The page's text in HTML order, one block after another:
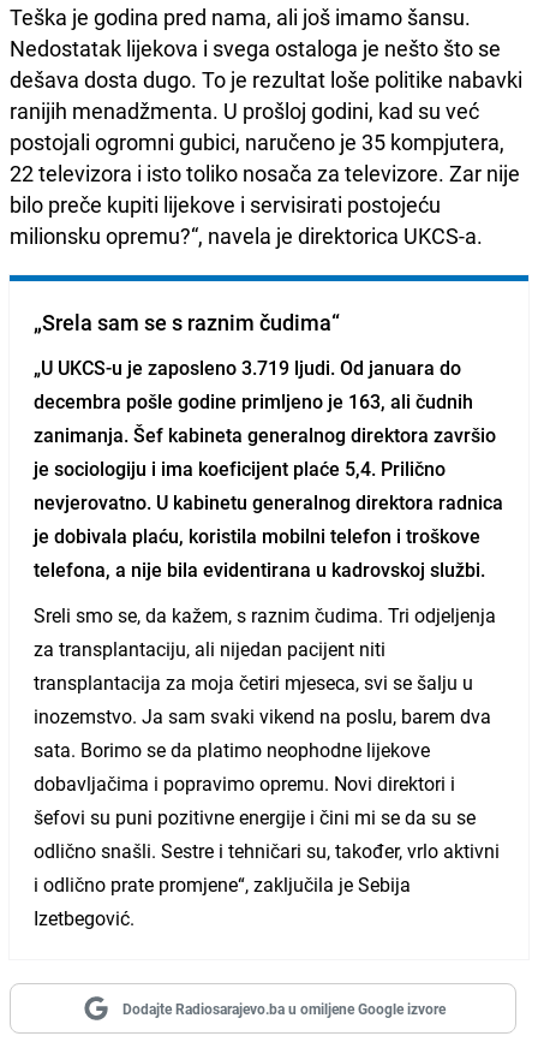
Teška je godina pred nama, ali još imamo šansu.
Nedostatak lijekova i svega ostaloga je nešto što se
dešava dosta dugo. To je rezultat loše politike nabavki
ranijih menadžmenta. U prošloj godini, kad su već
postojali ogromni gubici, naručeno je 35 kompjutera,
22 televizora i isto toliko nosača za televizore. Zar nije
bilo preče kupiti lijekove i servisirati postojeću
milionsku opremu?“, navela je direktorica UKCS-a.
„Srela sam se s raznim čudima“
„U UKCS-u je zaposleno 3.719 ljudi. Od januara do
decembra pošle godine primljeno je 163, ali čudnih
zanimanja. Šef kabineta generalnog direktora završio
je sociologiju i ima koeficijent plaće 5,4. Prilično
nevjerovatno. U kabinetu generalnog direktora radnica
je dobivala plaću, koristila mobilni telefon i troškove
telefona, a nije bila evidentirana u kadrovskoj službi.
Sreli smo se, da kažem, s raznim čudima. Tri odjeljenja
za transplantaciju, ali nijedan pacijent niti
transplantacija za moja četiri mjeseca, svi se šalju u
inozemstvo. Ja sam svaki vikend na poslu, barem dva
sata. Borimo se da platimo neophodne lijekove
dobavljačima i popravimo opremu. Novi direktori i
šefovi su puni pozitivne energije i čini mi se da su se
odlično snašli. Sestre i tehničari su, također, vrlo aktivni
i odlično prate promjene“, zaključila je Sebija
Izetbegović.
Dodajte Radiosarajevo.ba u omiljene Google izvore